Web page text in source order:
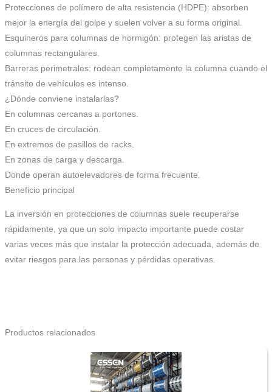
Protecciones de polímero de alta resistencia (HDPE): absorben
mejor la energía del golpe y suelen volver a su forma original.
Esquineros para columnas de hormigón: protegen las aristas de
columnas rectangulares.
Barreras perimetrales: rodean completamente la columna cuando el
tránsito de vehículos es intenso.
¿Dónde conviene instalarlas?
En columnas cercanas a portones.
En cruces de circulación.
En extremos de pasillos de racks.
En zonas de carga y descarga.
Donde operan autoelevadores de forma frecuente.
Beneficio principal
La inversión en protecciones de columnas suele recuperarse
rápidamente, ya que un solo impacto importante puede costar
varias veces más que instalar la protección adecuada, además de
evitar riesgos para las personas y pérdidas operativas.
Productos relacionados